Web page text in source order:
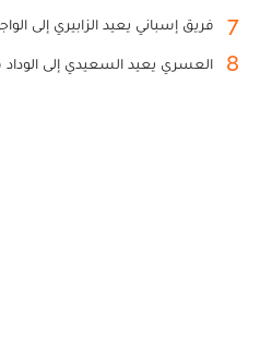
7 فريق إسباني يعيد الزابيري إلى
8 العسري يعيد السعيدي إلى